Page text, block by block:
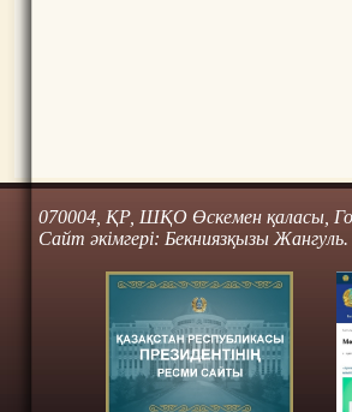
070004, ҚР, ШҚО Өскемен қаласы,
Сайт әкімгері: Бекниязқызы